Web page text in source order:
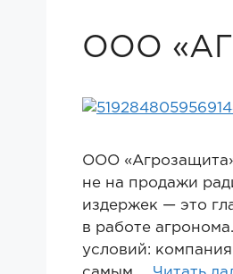
ООО
ООО
не на продажи
издержек — это
в работе
условий: